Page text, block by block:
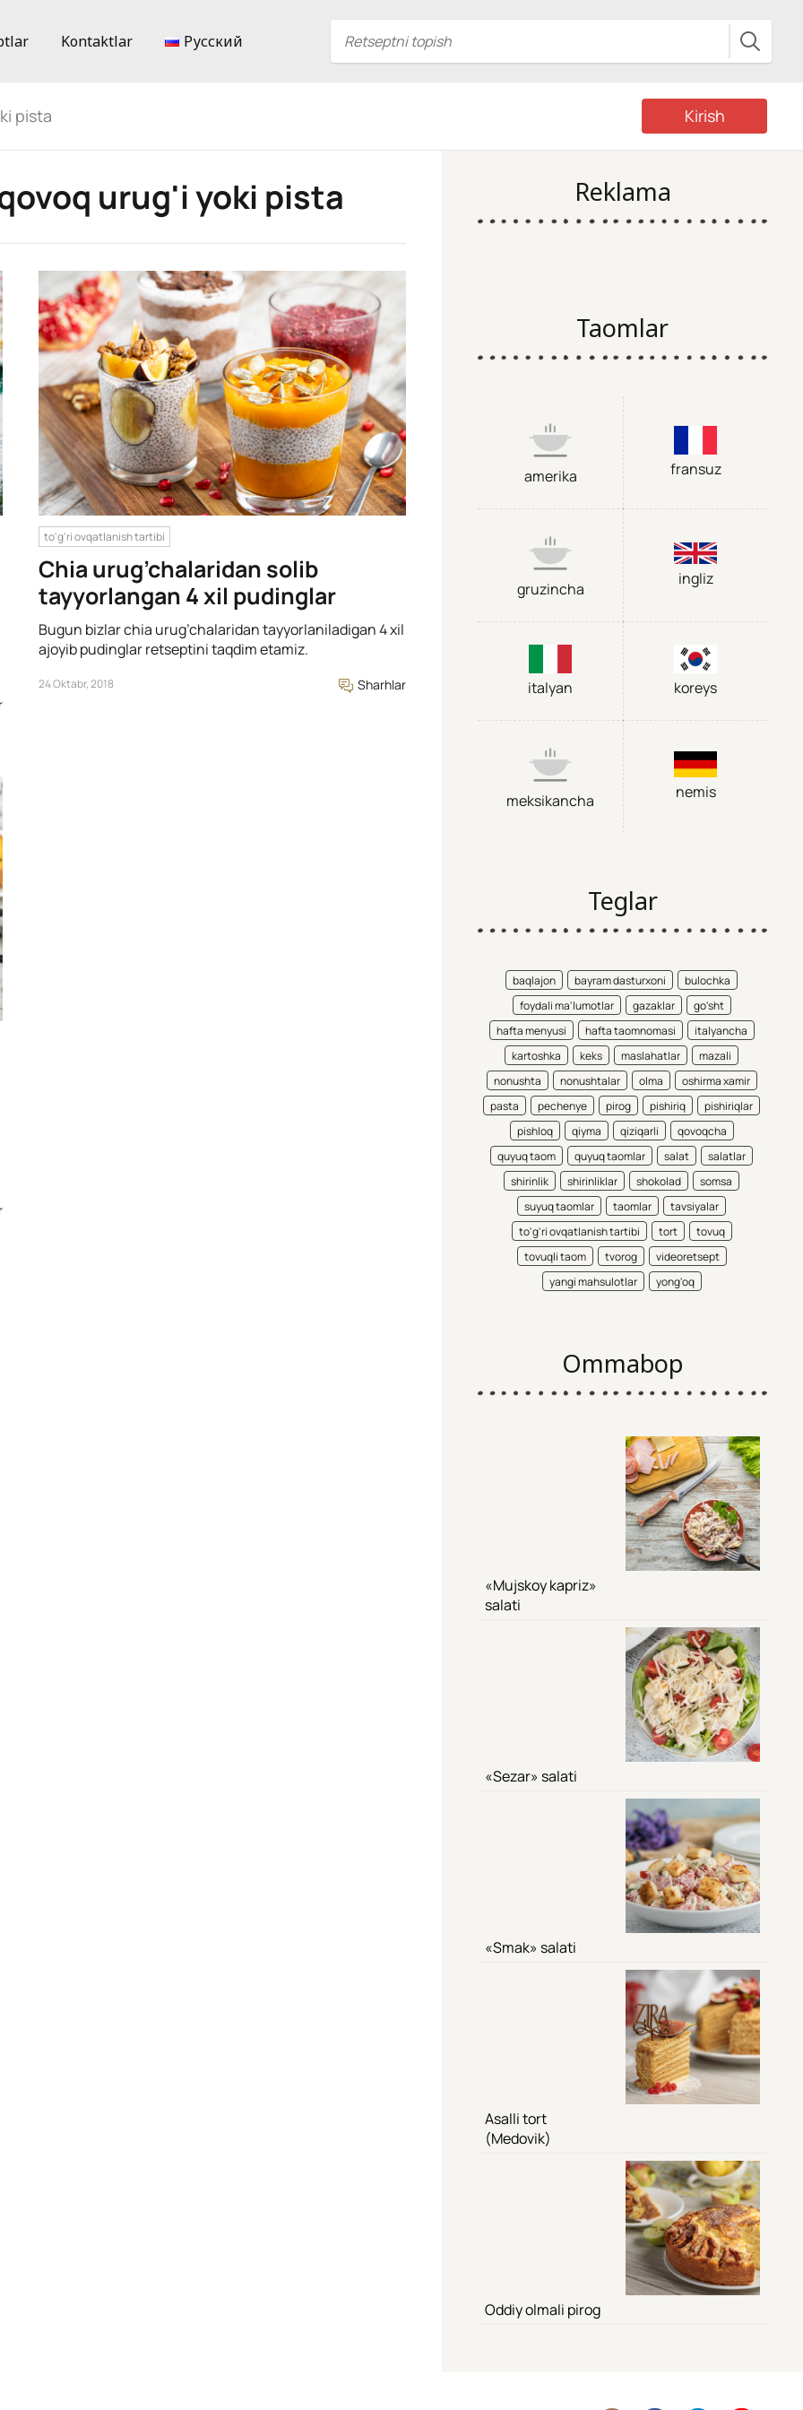
Kontaktlar Русский
pista Kirish
urug'i yoki pista
to'g'ri ovqatlanish tartibi
Chia urug’chalaridan solib
tayyorlangan 4 xil pudinglar
Bugun bizlar chia urug’chalaridan tayyorlaniladigan 4 xil
ajoyib pudinglar retseptini taqdim etamiz.
24 Oktabr, 2018 Sharhlar
Reklama
Taomlar
amerika fransuz
gruzincha
ingliz
italyan koreys
meksikancha nemis
Teglar
baqlajon bayram dasturxoni
bulochka
foydali ma'lumotlar
gazaklar
go'sht
hafta menyusi
hafta taomnomasi
italyancha
kartoshka
keks maslahatlar
mazali
nonushta
nonushtalar olma
oshirma xamir
pasta
pechenye pirog pishiriq
pishiriqlar
pishloq
qiyma qiziqarli
qovoqcha
quyuq taom
quyuq taomlar salat
salatlar
shirinlik
shirinliklar shokolad
somsa
suyuq taomlar
taomlar
tavsiyalar
to'g'ri ovqatlanish tartibi
tort
tovuq
tovuqli taom
tvorog
videoretsept
yangi mahsulotlar
yong'oq
Ommabop
«Mujskoy kapriz»
salati
«Sezar» salati
«Smak» salati
Asalli tort
(Medovik)
Oddiy olmali pirog